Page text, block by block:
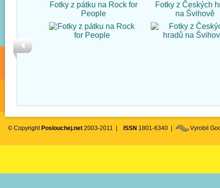
Fotky z pátku na Rock for
People
Fotky z Českých
na Švihově
© Copyright Poslouchej.net 2003-2011 | ISSN 1801-6340 | Vyrobil